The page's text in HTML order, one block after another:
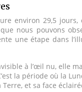
environ 29,5
nous pouvons
une étape dans
à l’œil nu, elle
la période où la
et sa face